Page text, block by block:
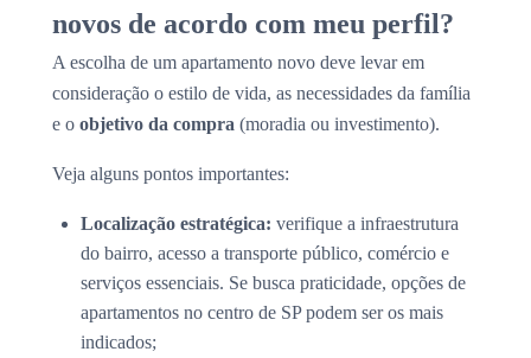
novos de acordo com meu perfil?
A escolha de um apartamento novo deve levar em
consideração o estilo de vida, as necessidades da família
e o objetivo da compra (moradia ou investimento).
Veja alguns pontos importantes:
Localização estratégica: verifique a infraestrutura
do bairro, acesso a transporte público, comércio e
serviços essenciais. Se busca praticidade, opções de
apartamentos no centro de SP podem ser os mais
indicados;